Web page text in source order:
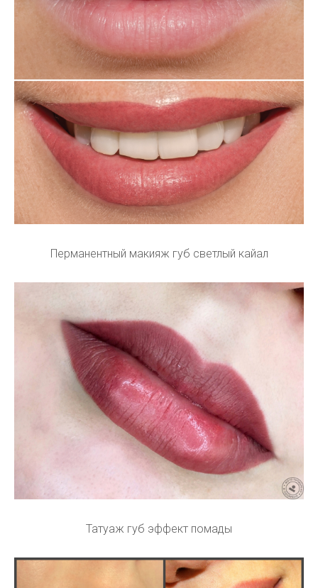
Перманентный макияж губ светлый кайал
Татуаж губ эффект помады